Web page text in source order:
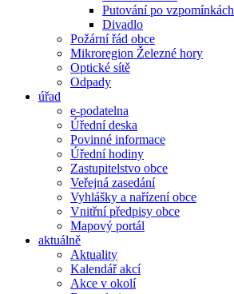
Putování po vzpomínkách
Divadlo
Požární řád obce
Mikroregion Železné hory
Optické sítě
Odpady
úřad
e-podatelna
Úřední deska
Povinné informace
Úřední hodiny
Zastupitelstvo obce
Veřejná zasedání
Vyhlášky a nařízení obce
Vnitřní předpisy obce
Mapový portál
aktuálně
Aktuality
Kalendář akcí
Akce v okolí